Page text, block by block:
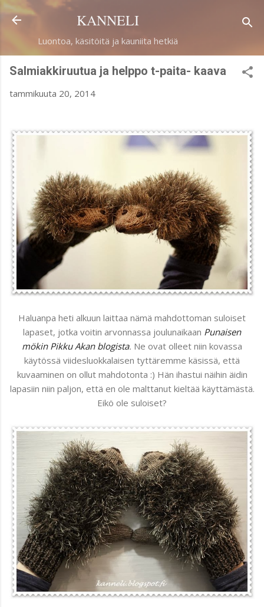
Siirry pääsisältöön
KANNELI
Luontoa, käsitöitä ja kauniita hetkiä
Salmiakkiruutua ja helppo t-paita- kaava
tammikuuta 20, 2014
Haluanpa heti alkuun laittaa nämä mahdottoman suloiset
lapaset, jotka voitin arvonnassa joulunaikaan Punaisen
mökin Pikku Akan blogista. Ne ovat olleet niin kovassa
käytössä viidesluokkalaisen tyttäremme käsissä, että
kuvaaminen on ollut mahdotonta :) Hän ihastui näihin äidin
lapasiin niin paljon, että en ole malttanut kieltää käyttämästä.
Eikö ole suloiset?